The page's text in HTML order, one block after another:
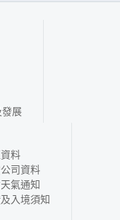
展
料
司資料
氣通知
入境須知